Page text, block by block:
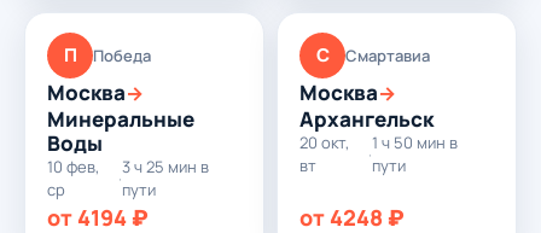
П Победа
Москва→
Минеральные
Воды
10 фев,
ср
·
3 ч 25 мин в
пути
от 4194 ₽
С Смартавиа
Москва→
Архангельск
20 окт,
вт
·
1 ч 50 мин в
пути
от 4248 ₽